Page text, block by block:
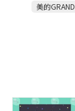
美的GRAND